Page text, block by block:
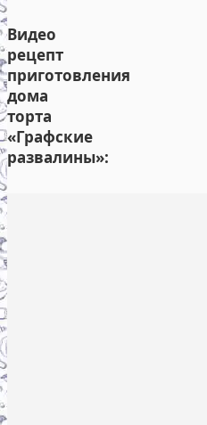
Видео
рецепт
приготовления
дома
торта
«Графские
развалины»: